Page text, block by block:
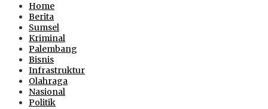
Home
Berita
Sumsel
Kriminal
Palembang
Bisnis
Infrastruktur
Olahraga
Nasional
Politik